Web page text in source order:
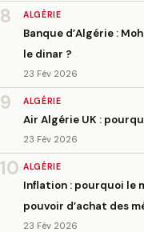
8 ALGÉRIE
Banque d’Algérie :
le dinar ?
23 Fév 2026
9 ALGÉRIE
Air Algérie UK :
23 Fév 2026
10 ALGÉRIE
Inflation : pourquoi le
pouvoir d’achat des
23 Fév 2026